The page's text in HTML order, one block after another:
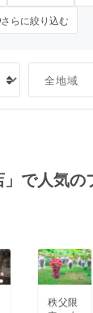
ガジェット
Good
税
machi-yaコ
さらに絞り込む
」で人気
秩⽗限